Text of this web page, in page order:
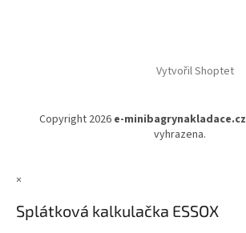
Vytvořil Shoptet
Copyright 2026 e-minibagrynakladace.cz
vyhrazena.
×
Splátková kalkulačka ESSOX